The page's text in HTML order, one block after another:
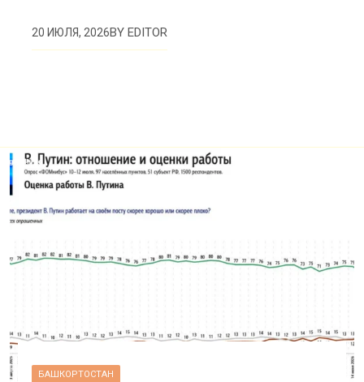
20 ИЮЛЯ, 2026BYEDITOR
БАШКОРТОСТАН